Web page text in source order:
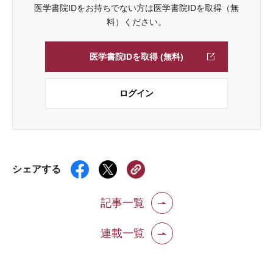
医学書院IDをお持ちでない方は医学書院IDを取得（無
料）ください。
医学書院IDを取得 (無料)
ログイン
シェアする
記事一覧
連載一覧